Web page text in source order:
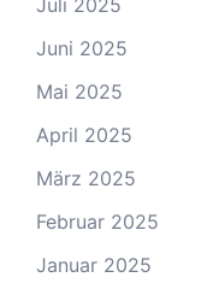
Juli 2025
Juni 2025
Mai 2025
April 2025
März 2025
Februar 2025
Januar 2025